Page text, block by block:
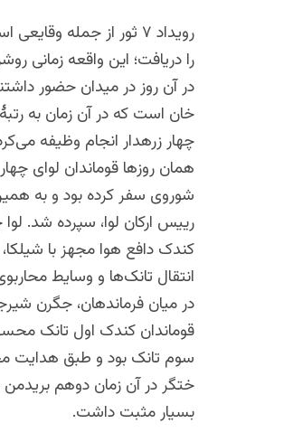
رویداد ۷ ثور از جمله
را دریافت؛ این واقعه زمانی
در آن روز در میدان حضور
خان است که در آن زمان به
چهار زرهدار انجام وظیفه
همان روزها قوماندان لوای
شوروی سفر کرده بود و به
رییس ارکان لوا، سپرده شد.
انتقال تانک‌ها و وسایط
در میان فرماندهان، جگرن
قوماندان کندک اول تانک
سوم تانک بود و طبق هدایت
ختگر در آن زمان دوهم
بسیار مثبت داشت.